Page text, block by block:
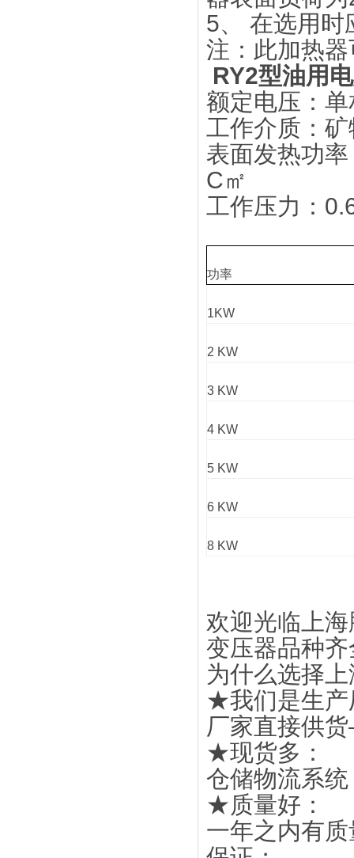
5、 在选用时
注：此加热
RY2型油用
额定电压：
工作介质：
表面发热功
C㎡
工作压力：
功率
1KW
2 KW
3 KW
4 KW
5 KW
6 KW
8 KW
欢迎光临上
变压器品种
为什么选择
★我们是生产
厂家直接供
★现货多：
仓储物流系
★质量好：
一年之内有